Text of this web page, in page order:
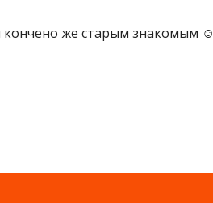
кончено же старым знакомым ☺️